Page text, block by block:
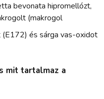
bevonata hipromellózt,
(makrogol
és sárga vas-oxidot
mit tartalmaz a